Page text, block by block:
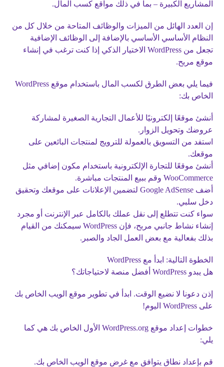
المشاريع الكبيرة – بما في ذلك مواقع كسب المال.
إن العدد الهائل من الميزات والوظائف المتاحة من خلال كل من
النظام الأساسي الأساسي بالإضافة إلى الوظائف الإضافية
تجعل من WordPress الاختيار الذكي إذا كنت ترغب في إنشاء
موقع مربح.
فيما يلي بعض الطرق لكسب المال باستخدام موقع WordPress
الخاص بك:
أنشئ موقعًا إلكترونيًا للأعمال التجارية الصغيرة لمشاركة
عروضك وتحويل الزوار.
استفد من التسويق بالعمولة للترويج لمنتجات البائعين على
موقعك.
أنشئ موقعًا للتجارة الإلكترونية باستخدام مكون إضافي مثل
WooCommerce وقم ببيع المنتجات مباشرة.
أضف Google AdSense لتضمين الإعلانات على موقعك وتحقيق
دخل سلبي.
سواء كنت تتطلع إلى نقل عملك بالكامل عبر الإنترنت أو مجرد
إنشاء نشاط جانبي مربح، فإن WordPress سيمكنك من القيام
بذلك بفعالية مع بعض العمل الجاد والصبر.
الخطوة التالية: ابدأ مع WordPress
هل يبدو WordPress أفضل منصة لاحتياجاتك؟
إذن دعونا لا نضيع الوقت. ابدأ في تطوير موقع الويب الخاص بك
على WordPress اليوم!
خطوات إعداد موقع WordPress.org الأول الخاص بك هي كما
يلي:
قم بإعداد نطاق يتوافق مع غرض موقع الويب الخاص بك.